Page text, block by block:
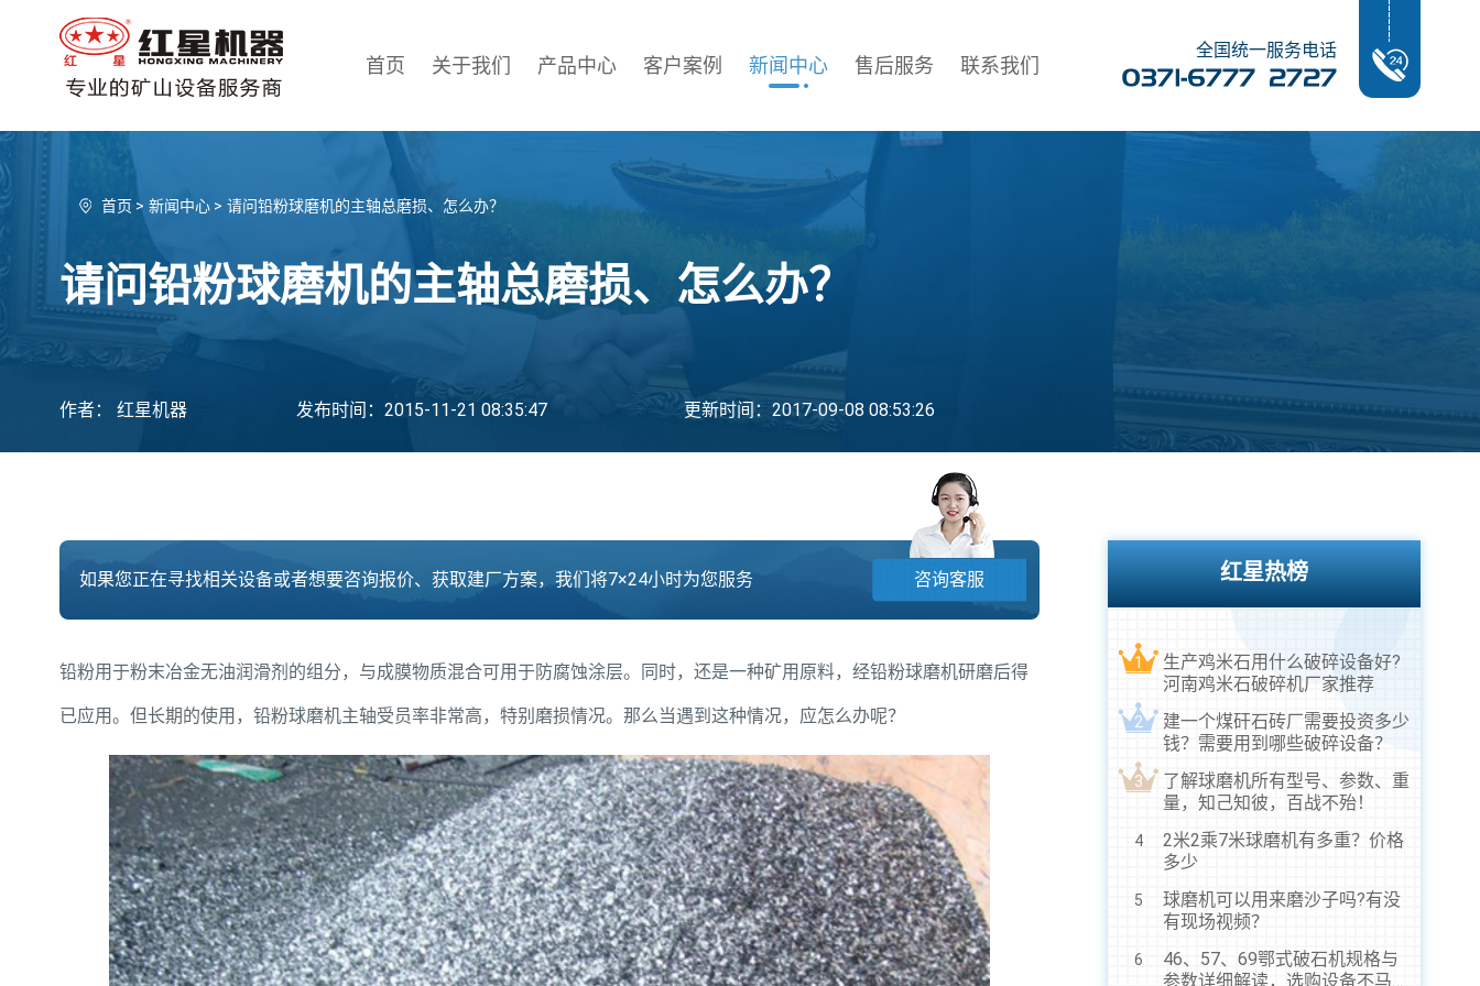
首页 关于我们 产品中心 客户案例 新闻中心 售后服务 联系我们
全国统一服务电话
首页> 新闻中心 > 请问铅粉球磨机的主轴总磨损、怎么办？
请问铅粉球磨机的主轴总磨损、怎么办？
作者： 红星机器 发布时间：2015-11-21 08:35:47 更新时间：2017-09-08 08:53:26
如果您正在寻找相关设备或者想要咨询报价、获取建厂方案，我们将7×24小时为您服务 咨询客服
铅粉用于粉末冶金无油润滑剂的组分，与成膜物质混合可用于防腐蚀涂层。同时，还是一种矿用原料，经铅粉球磨机研磨后得
已应用。但长期的使用，铅粉球磨机主轴受员率非常高，特别磨损情况。那么当遇到这种情况，应怎么办呢？
红星热榜
1
生产鸡米石用什么破碎设备好?
河南鸡米石破碎机厂家推荐
2
建一个煤矸石砖厂需要投资多少
钱？需要用到哪些破碎设备？
3
了解球磨机所有型号、参数、重
量，知己知彼，百战不殆！
4
2米2乘7米球磨机有多重？价格
多少
5
球磨机可以用来磨沙子吗?有没
有现场视频？
6
46、57、69鄂式破石机规格与
参数详细解读，选购设备不马